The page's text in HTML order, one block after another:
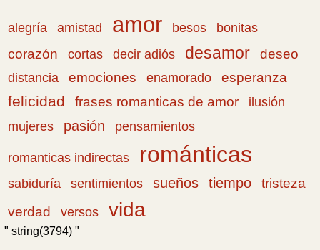
alegría amistad amor besos
bonitas
corazón
cortas decir adiós desamor deseo
distancia emociones enamorado esperanza
felicidad frases romanticas de amor
ilusión
mujeres
pasión pensamientos
romanticas indirectas románticas
sabiduría sentimientos sueños tiempo
tristeza
verdad
versos vida
" string(3794) "